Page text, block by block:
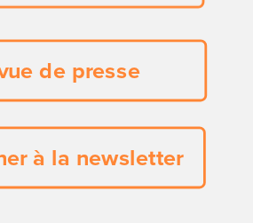
de presse
à la newsletter